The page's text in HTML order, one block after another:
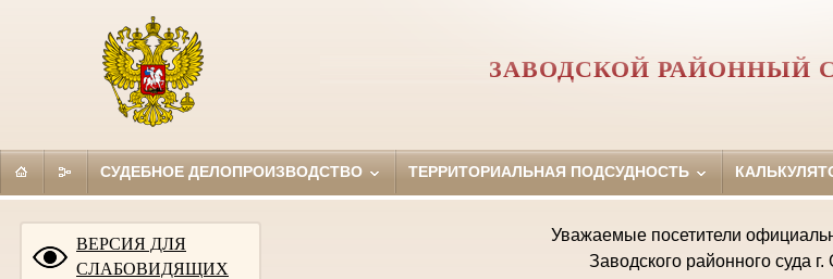
ЗАВОДСКОЙ РАЙОННЫЙ
СУДЕБНОЕ ДЕЛОПРОИЗВОДСТВО ТЕРРИТОРИАЛЬНАЯ ПОДСУДНОСТЬ
ВЕРСИЯ ДЛЯ
СЛАБОВИДЯЩИХ
Уважаемые посетители
Заводского районного суда г.